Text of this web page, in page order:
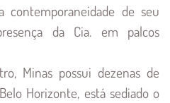
de seu
da Cia. em palcos
Minas possui dezenas de
Horizonte, está sediado o